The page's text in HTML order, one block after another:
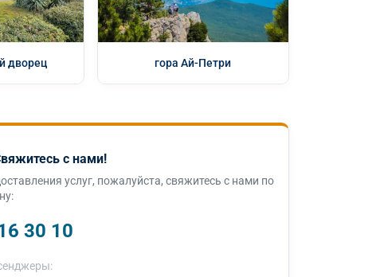
дворец гора Ай-Петри
с нами!
услуг, пожалуйста, свяжитесь с нами по
30 10